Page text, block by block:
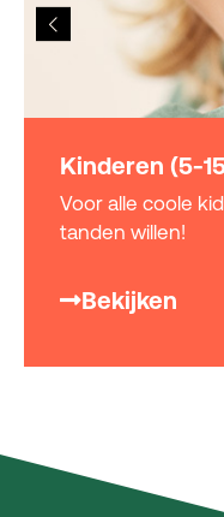
Kinderen (5-
Voor alle coole
tanden willen!
Bekijken